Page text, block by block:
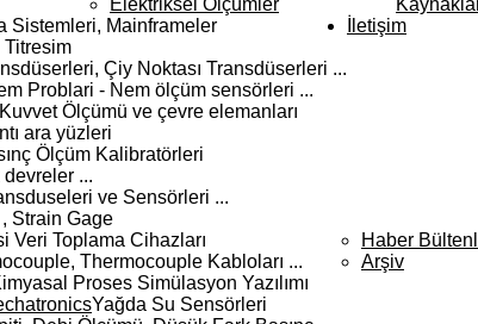
Elektriksel Ölçümler
Sistemleri, Mainframeler
Çiy Noktası Transdüserleri ...
Problari - Nem ölçüm sensörleri ...
Ölçümü ve çevre elemanları
ara yüzleri
Ölçüm Kalibratörleri
devreler ...
ve Sensörleri ...
Strain Gage
Veri Toplama Cihazları
Thermocouple Kabloları ...
Proses Simülasyon Yazılımı
Yağda Su Sensörleri
Haber
Arşiv
İletişim